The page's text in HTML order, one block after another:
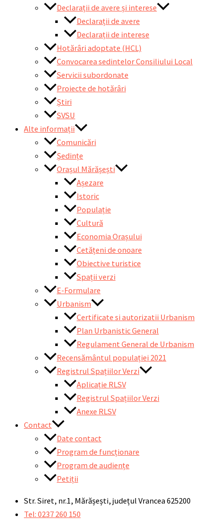
Declarații de avere și interese
Declarații de avere
Declarații de interese
Hotărâri adoptate (HCL)
Convocarea sedintelor Consiliului Local
Servicii subordonate
Proiecte de hotărâri
Știri
SVSU
Alte informații
Comunicări
Ședințe
Orașul Mărășești
Așezare
Istoric
Populație
Cultură
Economia Orașului
Cetățeni de onoare
Obiective turistice
Spații verzi
E-Formulare
Urbanism
Certificate si autorizatii Urbanism
Plan Urbanistic General
Regulament General de Urbanism
Recensământul populației 2021
Registrul Spațiilor Verzi
Aplicație RLSV
Registrul Spațiilor Verzi
Anexe RLSV
Contact
Date contact
Program de funcționare
Program de audiențe
Petiții
Str. Siret, nr.1, Mărășești, județul Vrancea 625200
Tel: 0237 260 150